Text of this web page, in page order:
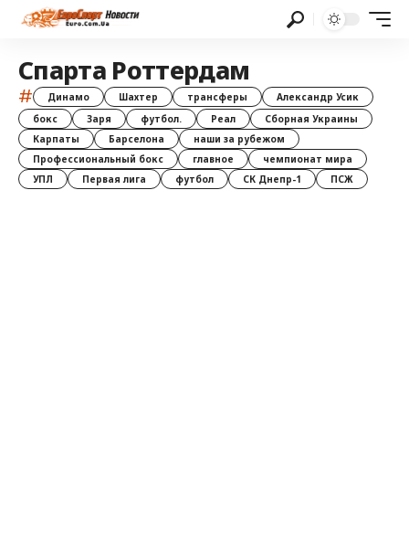
Спарта Роттердам
# Динамо Шахтер трансферы
Александр Усик
бокс
Заря футбол. Реал
Сборная Украины
Карпаты
Барселона
наши за рубежом
Профессиональный бокс
главное
чемпионат мира
УПЛ
Первая лига футбол СК Днепр-1 ПСЖ